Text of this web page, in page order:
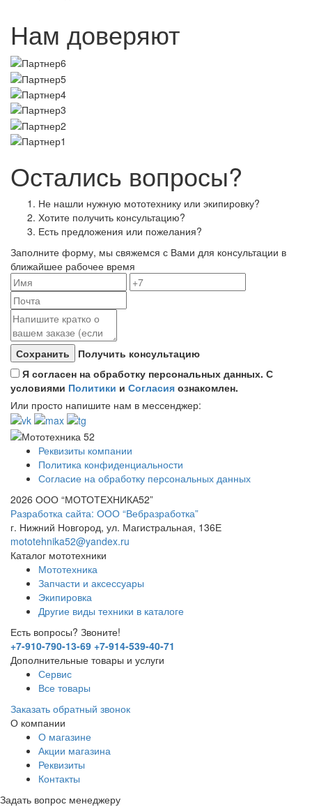
Нам доверяют
Остались вопросы?
Не нашли нужную мототехнику или экипировку?
Хотите получить консультацию?
Есть предложения или пожелания?
Заполните форму, мы свяжемся с Вами для консультации в
ближайшее рабочее время
Получить консультацию
Я согласен на обработку персональных данных. С
условиями Политики и Согласия ознакомлен.
Или просто напишите нам в мессенджер:
Реквизиты компании
Политика конфиденциальности
Согласие на обработку персональных данных
2026 ООО “МОТОТЕХНИКА52”
Разработка сайта: ООО “Вебразработка”
г. Нижний Новгород, ул. Магистральная, 136Е
mototehnika52@yandex.ru
Каталог мототехники
Мототехника
Запчасти и аксессуары
Экипировка
Другие виды техники в каталоге
Есть вопросы? Звоните!
+7-910-790-13-69 +7-914-539-40-71
Дополнительные товары и услуги
Сервис
Все товары
Заказать обратный звонок
О компании
О магазине
Акции магазина
Реквизиты
Контакты
Задать вопрос менеджеру